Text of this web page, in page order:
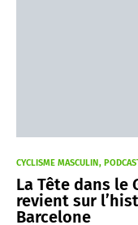
CYCLISME MASCULIN
La Tête dans le
revient sur
Barcelone